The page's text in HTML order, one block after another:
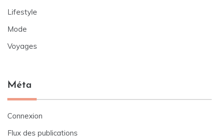
Lifestyle
Mode
Voyages
Méta
Connexion
Flux des publications